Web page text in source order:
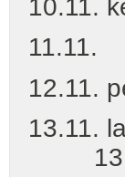
10.11.
11.11.
12.11.
13.11.